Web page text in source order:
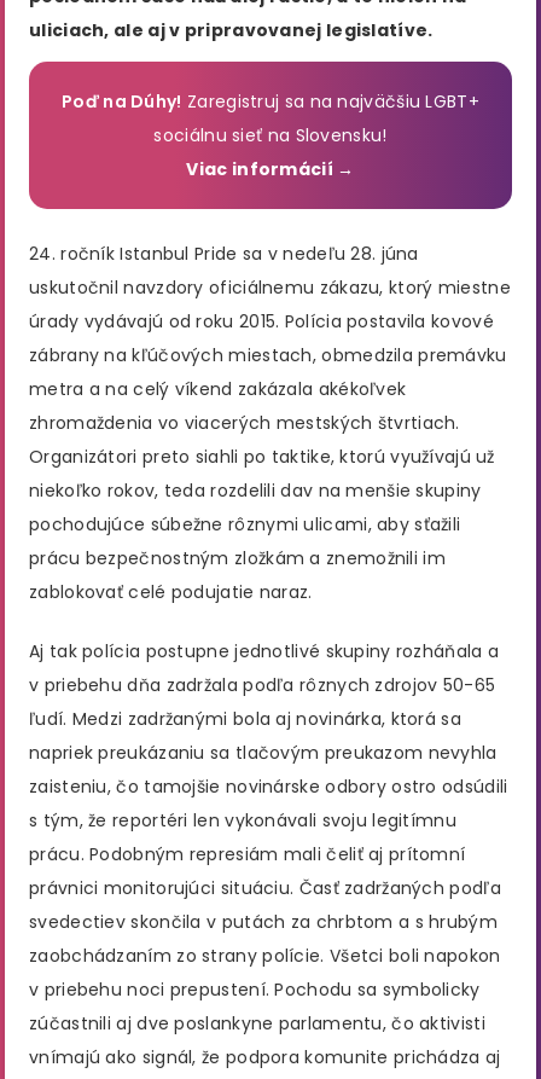
uliciach, ale aj v pripravovanej legislatíve.
Poď na Dúhy! Zaregistruj sa na najväčšiu LGBT+
sociálnu sieť na Slovensku!
Viac informácií →
24. ročník Istanbul Pride sa v nedeľu 28. júna
uskutočnil navzdory oficiálnemu zákazu, ktorý miestne
úrady vydávajú od roku 2015. Polícia postavila kovové
zábrany na kľúčových miestach, obmedzila premávku
metra a na celý víkend zakázala akékoľvek
zhromaždenia vo viacerých mestských štvrtiach.
Organizátori preto siahli po taktike, ktorú využívajú už
niekoľko rokov, teda rozdelili dav na menšie skupiny
pochodujúce súbežne rôznymi ulicami, aby sťažili
prácu bezpečnostným zložkám a znemožnili im
zablokovať celé podujatie naraz.
Aj tak polícia postupne jednotlivé skupiny rozháňala a
v priebehu dňa zadržala podľa rôznych zdrojov 50-65
ľudí. Medzi zadržanými bola aj novinárka, ktorá sa
napriek preukázaniu sa tlačovým preukazom nevyhla
zaisteniu, čo tamojšie novinárske odbory ostro odsúdili
s tým, že reportéri len vykonávali svoju legitímnu
prácu. Podobným represiám mali čeliť aj prítomní
právnici monitorujúci situáciu. Časť zadržaných podľa
svedectiev skončila v putách za chrbtom a s hrubým
zaobchádzaním zo strany polície. Všetci boli napokon
v priebehu noci prepustení. Pochodu sa symbolicky
zúčastnili aj dve poslankyne parlamentu, čo aktivisti
vnímajú ako signál, že podpora komunite prichádza aj